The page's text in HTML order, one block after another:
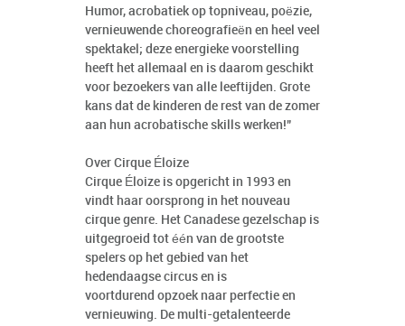
Humor, acrobatiek op topniveau, poëzie,
vernieuwende choreografieën en heel veel
spektakel; deze energieke voorstelling
heeft het allemaal en is daarom geschikt
voor bezoekers van alle leeftijden. Grote
kans dat de kinderen de rest van de zomer
aan hun acrobatische skills werken!"
Over Cirque Éloize
Cirque Éloize is opgericht in 1993 en
vindt haar oorsprong in het nouveau
cirque genre. Het Canadese gezelschap is
uitgegroeid tot één van de grootste
spelers op het gebied van het
hedendaagse circus en is
voortdurend opzoek naar perfectie en
vernieuwing. De multi-getalenteerde